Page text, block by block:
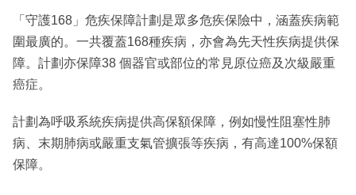
「守護168」危疾保障計劃是眾多危疾保險中，涵蓋疾病範
圍最廣的。一共覆蓋168種疾病，亦會為先天性疾病提供保
障。計劃亦保障38 個器官或部位的常見原位癌及次級嚴重
癌症。
計劃為呼吸系統疾病提供高保額保障，例如慢性阻塞性肺
病、末期肺病或嚴重支氣管擴張等疾病，有高達100%保額
保障。